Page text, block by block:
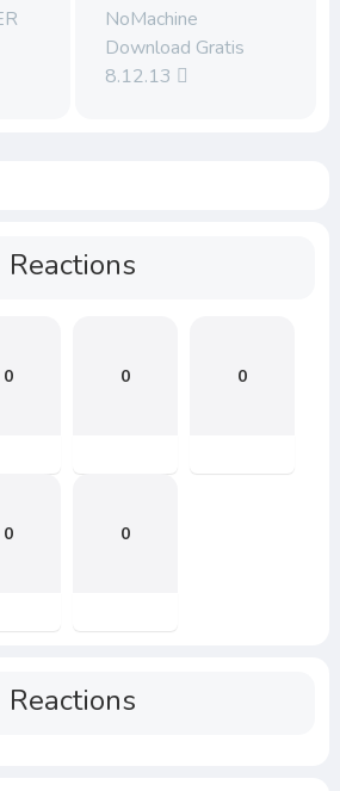
NoMachine
Download Gratis
8.12.13
Reactions
0 0 0
0 0
Reactions